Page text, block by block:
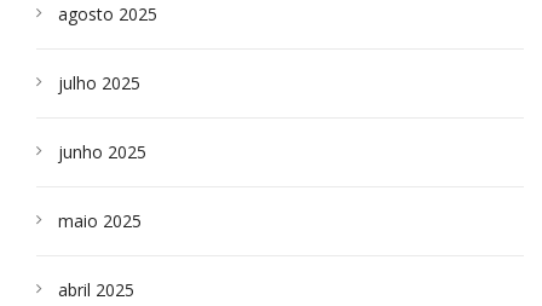
agosto 2025
julho 2025
junho 2025
maio 2025
abril 2025